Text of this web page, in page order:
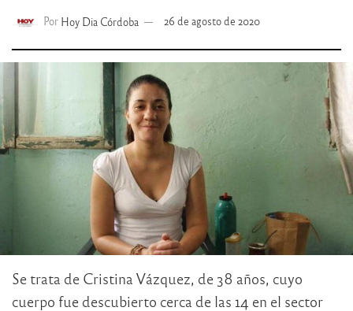
Por Hoy Dia Córdoba 26 de agosto de 2020
Se trata de Cristina Vázquez, de 38 años, cuyo
cuerpo fue descubierto cerca de las 14 en el sector